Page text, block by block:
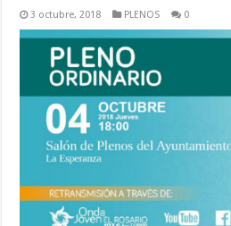
3 octubre, 2018 PLENOS 0